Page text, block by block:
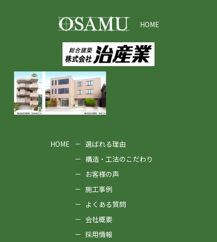
HOME
HOME
選ばれる理由
構造・工法のこだわり
お客様の声
施工事例
よくある質問
会社概要
採用情報